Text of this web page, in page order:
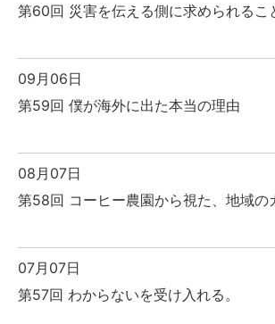
第60回 災害を伝える側に求められるこ
09月06日
第59回 僕が海外に出た本当の理由
08月07日
第58回 コーヒー農園から視た、地域の
07月07日
第57回 わからないを受け入れる。